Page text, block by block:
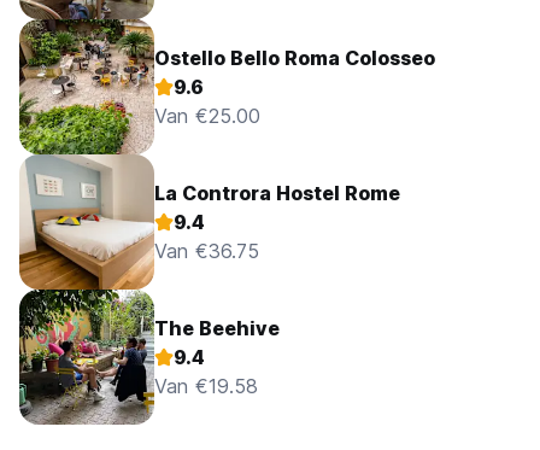
Ostello Bello Roma Colosseo
9.6
Van €25.00
La Controra Hostel Rome
9.4
Van €36.75
The Beehive
9.4
Van €19.58